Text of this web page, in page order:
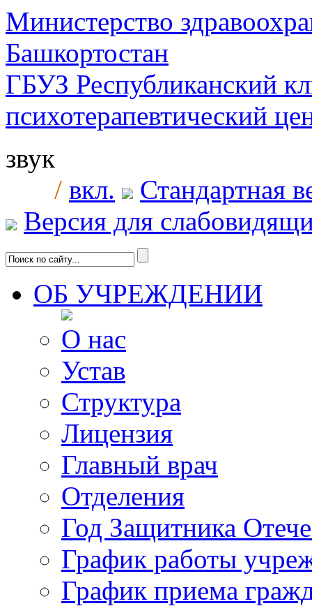
Министерство
Башкортостан
ГБУЗ Республиканский
психотерапевтический
звук
/ вкл.
Стандартная
Версия для
ОБ УЧРЕЖДЕНИИ
О нас
Устав
Структура
Лицензия
Главный врач
Отделения
Год Защитника
График работы
График приема